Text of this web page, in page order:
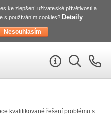
ke zlepšení uživatelské přívětivosti a
s používáním cookies? Detaily.
kvalifikované řešení problému s